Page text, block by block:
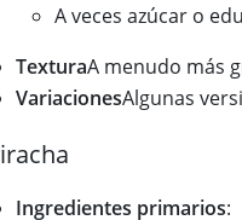
A veces azúcar o
TexturaA menudo más
VariacionesAlgunas
Ingredientes primarios: